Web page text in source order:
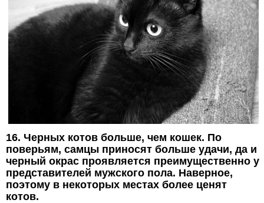
16. Черных котов больше, чем кошек. По
поверьям, самцы приносят больше удачи, да и
черный окрас проявляется преимущественно у
представителей мужского пола. Наверное,
поэтому в некоторых местах более ценят
котов.